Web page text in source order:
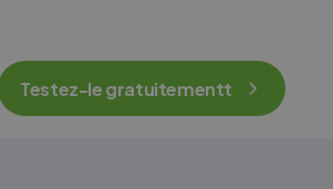
Testez-le gratuitementt